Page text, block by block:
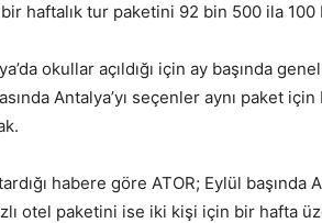
bir haftalık tur paketini 92 bin 500 ila 100
okullar açıldığı için ay başında
Antalya’yı seçenler aynı paket
habere göre ATOR; Eylül
otel paketini ise iki kişi için bir hafta